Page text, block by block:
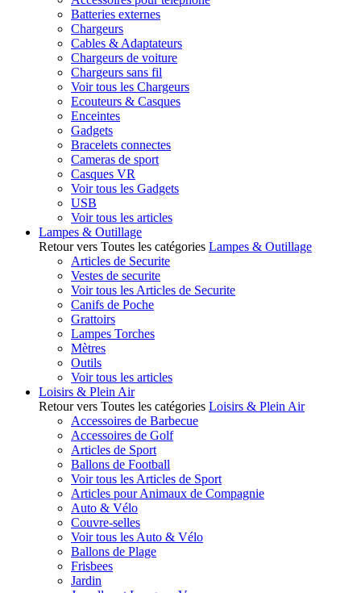
Batteries externes
Chargeurs
Cables & Adaptateurs
Chargeurs de voiture
Chargeurs sans fil
Voir tous les Chargeurs
Ecouteurs & Casques
Enceintes
Gadgets
Bracelets connectes
Cameras de sport
Casques VR
Voir tous les Gadgets
USB
Voir tous les articles
Lampes & Outillage
Retour vers Toutes les catégories Lampes & Outillage
Articles de Securite
Vestes de securite
Voir tous les Articles de Securite
Canifs de Poche
Grattoirs
Lampes Torches
Mètres
Outils
Voir tous les articles
Loisirs & Plein Air
Retour vers Toutes les catégories Loisirs & Plein Air
Accessoires de Barbecue
Accessoires de Golf
Articles de Sport
Ballons de Football
Voir tous les Articles de Sport
Articles pour Animaux de Compagnie
Auto & Vélo
Couvre-selles
Voir tous les Auto & Vélo
Ballons de Plage
Frisbees
Jardin